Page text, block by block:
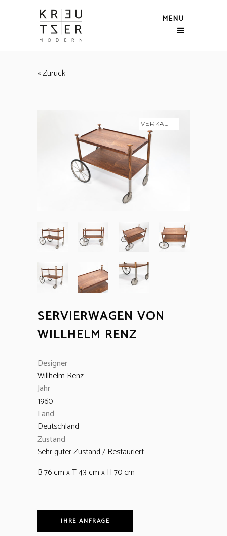
MENU
« Zurück
VERKAUFT
SERVIERWAGEN VON
WILLHELM RENZ
Designer
Willhelm Renz
Jahr
1960
Land
Deutschland
Zustand
Sehr guter Zustand / Restauriert
B 76 cm x T 43 cm x H 70 cm
IHRE ANFRAGE